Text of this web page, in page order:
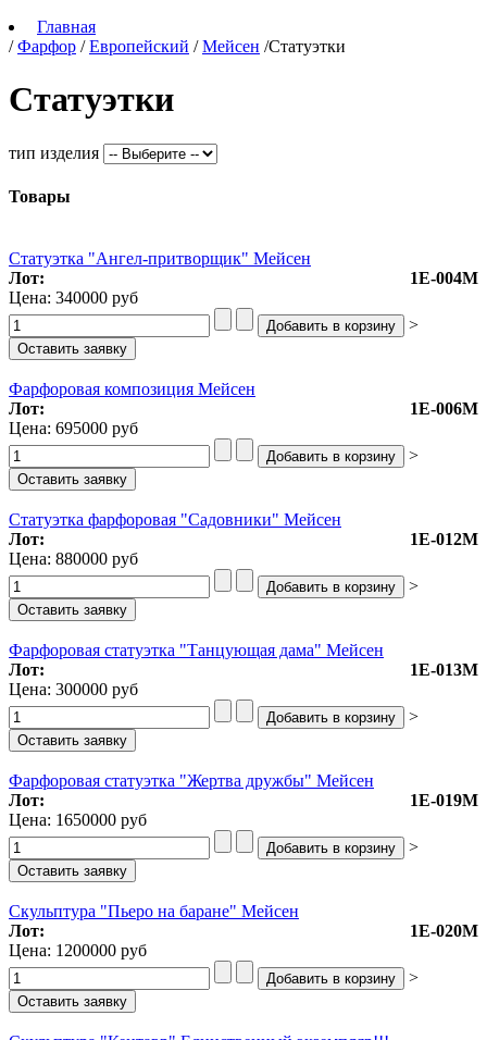
Главная
/ Фарфор / Европейский / Мейсен /Статуэтки
Статуэтки
тип изделия
Товары
Статуэтка "Ангел-притворщик" Мейсен
Лот:
1Е-004М
Цена: 340000 руб
>
Фарфоровая композиция Мейсен
Лот:
1Е-006М
Цена: 695000 руб
>
Статуэтка фарфоровая "Садовники" Мейсен
Лот:
1Е-012М
Цена: 880000 руб
>
Фарфоровая статуэтка "Танцующая дама" Мейсен
Лот:
1Е-013М
Цена: 300000 руб
>
Фарфоровая статуэтка "Жертва дружбы" Мейсен
Лот:
1Е-019М
Цена: 1650000 руб
>
Скульптура "Пьеро на баране" Мейсен
Лот:
1Е-020М
Цена: 1200000 руб
>